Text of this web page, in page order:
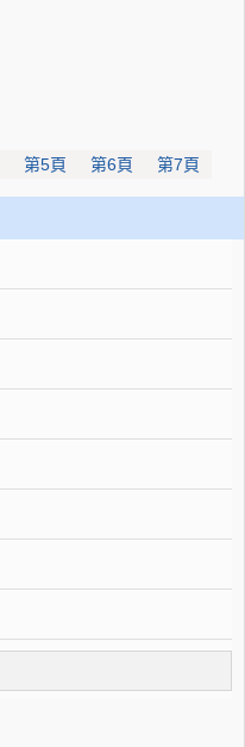
第5頁 第6頁 第7頁